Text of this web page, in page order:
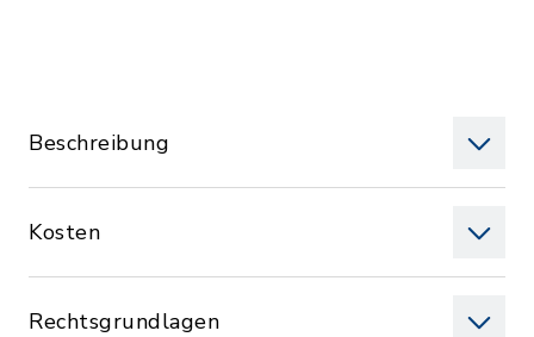
Beschreibung
Kosten
Rechtsgrundlagen